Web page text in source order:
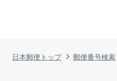
日本郵便トップ 郵便番号検索